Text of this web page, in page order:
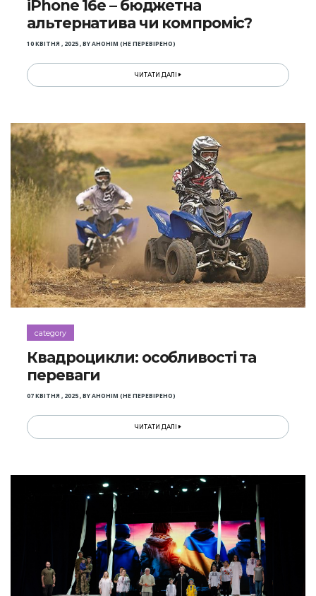
iPhone 16e – бюджетна
альтернатива чи компроміс?
10 КВІТНЯ , 2025,BYАНОНІМ (НЕ ПЕРЕВІРЕНО)
ЧИТАТИ ДАЛІ
category
Квадроцикли: особливості та
переваги
07 КВІТНЯ , 2025,BYАНОНІМ (НЕ ПЕРЕВІРЕНО)
ЧИТАТИ ДАЛІ